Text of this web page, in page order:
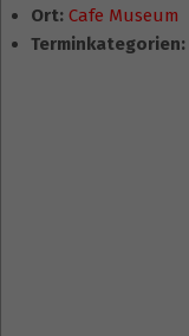
Ort: Cafe Museum
Terminkategorien: